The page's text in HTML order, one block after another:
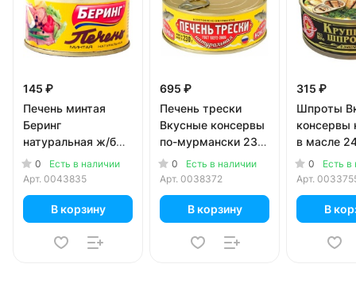
145 ₽
Печень минтая
Беринг
натуральная ж/б
120 гр
0
Есть в наличии
Арт. 0043835
В корзину
695 ₽
Печень трески
Вкусные консервы
по-мурмански 230
гр 0
Есть в наличии
Арт. 0038372
В корзину
315 ₽
Шпроты
консервы
в масле
0
Есть в
Арт.
В